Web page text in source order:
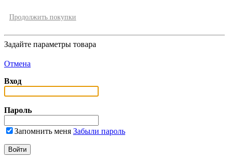
Продолжить покупки
Задайте параметры товара
Отмена
Вход
Пароль
Запомнить меня Забыли пароль